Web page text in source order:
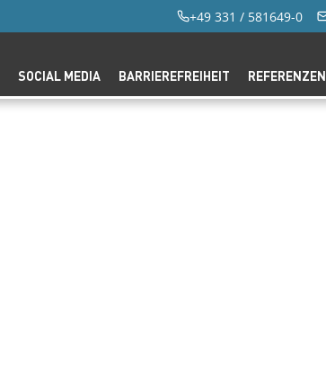
+49 331 / 581649-0
SOCIAL MEDIA BARRIEREFREIHEIT REFERENZEN